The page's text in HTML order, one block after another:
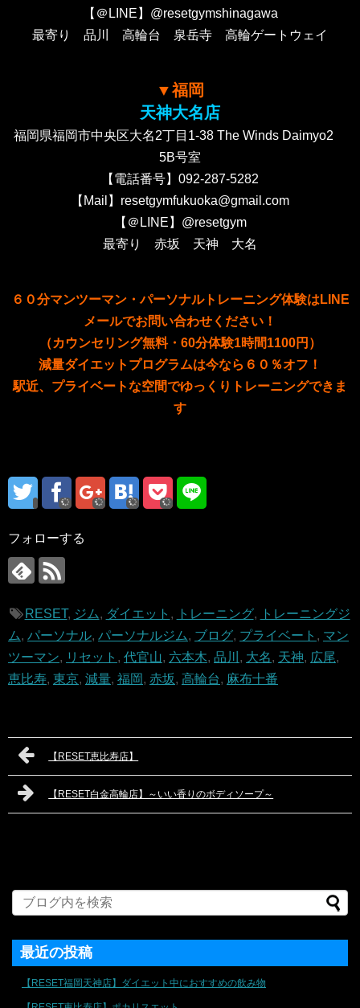
【＠LINE】@resetgymshinagawa
最寄り 品川 高輪台 泉岳寺 高輪ゲートウェイ
▼福岡
天神大名店
福岡県福岡市中央区大名2丁目1-38 The Winds Daimyo2
5B号室
【電話番号】092-287-5282
【Mail】resetgymfukuoka@gmail.com
【＠LINE】@resetgym
最寄り 赤坂 天神 大名
６０分マンツーマン・パーソナルトレーニング体験はLINE
メールでお問い合わせください！
（カウンセリング無料・60分体験1時間1100円）
減量ダイエットプログラムは今なら６０％オフ ！
駅近、プライベートな空間でゆっくりトレーニングできま
す
フォローする
RESET, ジム, ダイエット , トレーニング,
トレーニングジ
ム, パーソナル, パーソナルジム, ブログ, プライベート , マン
ツーマン, リセット , 代官山, 六本木, 品川 , 大名, 天神, 広尾,
恵比寿, 東京, 減量, 福岡, 赤坂, 高輪台, 麻布十番
【RESET恵比寿店】
【RESET白金高輪店】～いい香りのボディソープ～
最近の投稿
【RESET福岡天神店】ダイエット中におすすめの飲み物